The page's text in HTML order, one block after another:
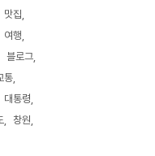
맛집
여행
블로그
통
대통령
창원